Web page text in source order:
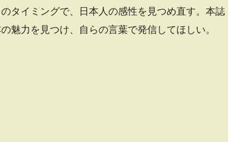
タイミングで、日本人の感性を見つめ直す。本誌
魅力を見つけ、自らの言葉で発信してほしい。